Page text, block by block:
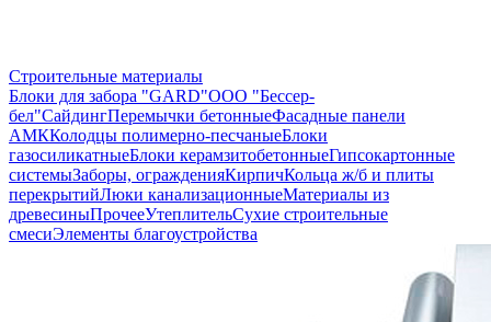
Строительные материалы
Блоки для забора "GARD"ООО "Бессер-
бел"СайдингПеремычки бетонныеФасадные панели
АМККолодцы полимерно-песчаныеБлоки
газосиликатныеБлоки керамзитобетонныеГипсокартонные
системыЗаборы, огражденияКирпичКольца ж/б и плиты
перекрытийЛюки канализационныеМатериалы из
древесиныПрочееУтеплительСухие строительные
смесиЭлементы благоустройства